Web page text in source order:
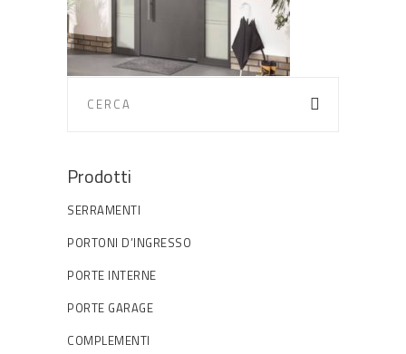
Prodotti
SERRAMENTI
PORTONI D’INGRESSO
PORTE INTERNE
PORTE GARAGE
COMPLEMENTI